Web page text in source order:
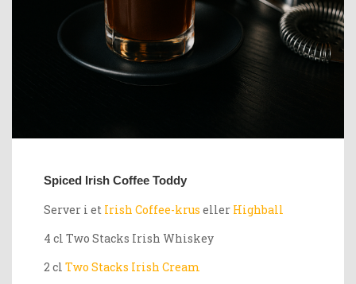
Spiced Irish Coffee Toddy
Server i et Irish Coffee-krus eller Highball
4 cl Two Stacks Irish Whiskey
2 cl Two Stacks Irish Cream